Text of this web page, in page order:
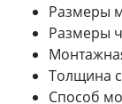
Размеры
Размеры
Толщина
Способ